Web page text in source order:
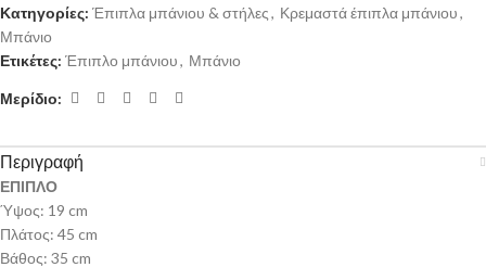
Κατηγορίες: Έπιπλα μπάνιου & στήλες, Κρεμαστά έπιπλα μπάνιου,
Μπάνιο
Ετικέτες: Έπιπλο μπάνιου, Μπάνιο
Μερίδιο:
Περιγραφή
ΕΠΙΠΛΟ
Ύψος: 19 cm
Πλάτος: 45 cm
Βάθος: 35 cm